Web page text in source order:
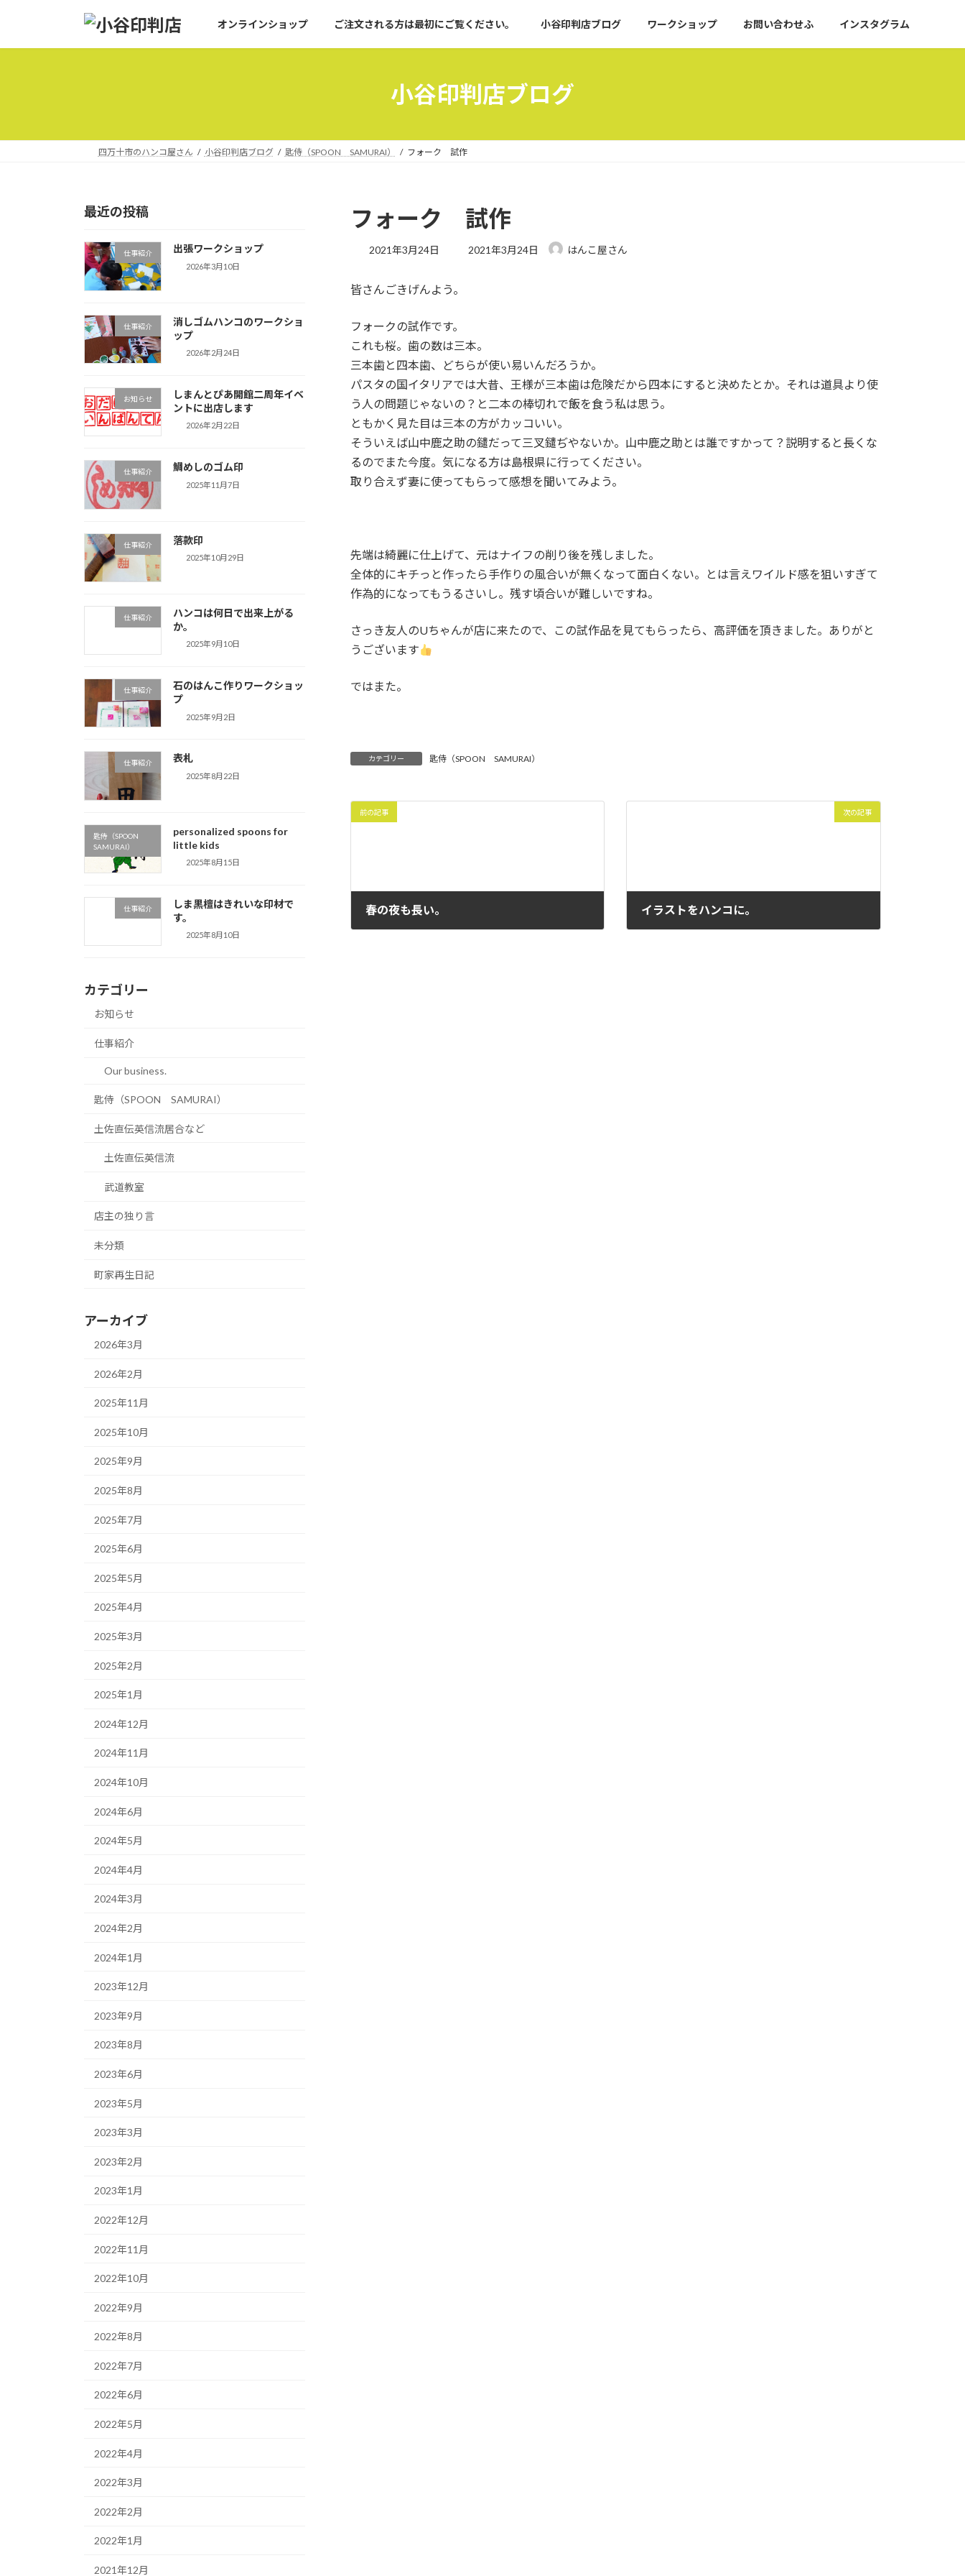
オンラインショップ ご注文される方は最初にご覧ください。 小谷印判店ブログ ワークショップ お問い合わせふ インスタグラム
小谷印判店ブログ
四万十市のハンコ屋さん 小谷印判店ブログ 匙侍（SPOON SAMURAI） フォーク 試作
フォーク 試作
2021年3月24日
最
2021年3月24日 はんこ屋さん
皆さんごきげんよう。
フォークの試作です。
これも桜。歯の数は三本。
三本歯と四本歯、どちらが使い易いんだろうか。
パスタの国イタリアでは大昔、王様が三本歯は危険だから四本にすると決めたとか。それは道具より使
う人の問題じゃないの？と二本の棒切れで飯を食う私は思う。
ともかく見た目は三本の方がカッコいい。
そういえば山中鹿之助の鑓だって三叉鑓ぢやないか。山中鹿之助とは誰ですかって？説明すると長くな
るのでまた今度。気になる方は島根県に行ってください。
取り合えず妻に使ってもらって感想を聞いてみよう。
先端は綺麗に仕上げて、元はナイフの削り後を残しました。
全体的にキチっと作ったら手作りの風合いが無くなって面白くない。とは言えワイルド感を狙いすぎて
作為的になってもうるさいし。残す頃合いが難しいですね。
さっき友人のUちゃんが店に来たので、この試作品を見てもらったら、高評価を頂きました。ありがと
うございます
ではまた。
カテゴリー 匙侍（SPOON SAMURAI）
前の記事
春の夜も長い。
次の記事
イラストをハンコに。
最近の投稿
仕事紹介 出張ワークショップ
2026年3月10日
仕事紹介
消しゴムハンコのワークショ
ップ
2026年2月24日
お知らせ
しまんとぴあ開館二周年イベ
ントに出店します
2026年2月22日
仕事紹介 鯛めしのゴム印
2025年11月7日
仕事紹介 落款印
2025年10月29日
仕事紹介
ハンコは何日で出来上がる
か。
2025年9月10日
仕事紹介
石のはんこ作りワークショッ
プ
2025年9月2日
仕事紹介 表札
2025年8月22日
匙侍（SPOON
SAMURAI）
personalized spoons for
little kids
2025年8月15日
仕事紹介
しま黒檀はきれいな印材で
す。
2025年8月10日
カテゴリー
お知らせ
仕事紹介
Our business.
匙侍（SPOON SAMURAI）
土佐直伝英信流居合など
土佐直伝英信流
武道教室
店主の独り言
未分類
町家再生日記
アーカイブ
2026年3月
2026年2月
2025年11月
2025年10月
2025年9月
2025年8月
2025年7月
2025年6月
2025年5月
2025年4月
2025年3月
2025年2月
2025年1月
2024年12月
2024年11月
2024年10月
2024年6月
2024年5月
2024年4月
2024年3月
2024年2月
2024年1月
2023年12月
2023年9月
2023年8月
2023年6月
2023年5月
2023年3月
2023年2月
2023年1月
2022年12月
2022年11月
2022年10月
2022年9月
2022年8月
2022年7月
2022年6月
2022年5月
2022年4月
2022年3月
2022年2月
2022年1月
2021年12月